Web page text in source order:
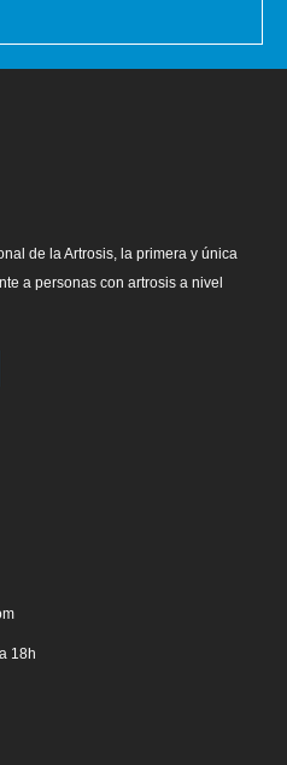
de la Artrosis, la primera y única
a personas con artrosis a nivel
18h